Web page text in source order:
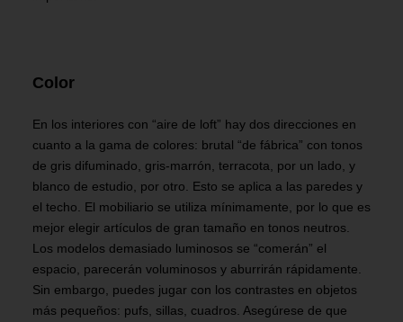
Color
En los interiores con “aire de loft” hay dos direcciones en
cuanto a la gama de colores: brutal “de fábrica” con tonos
de gris difuminado, gris-marrón, terracota, por un lado, y
blanco de estudio, por otro. Esto se aplica a las paredes y
el techo. El mobiliario se utiliza mínimamente, por lo que es
mejor elegir artículos de gran tamaño en tonos neutros.
Los modelos demasiado luminosos se “comerán” el
espacio, parecerán voluminosos y aburrirán rápidamente.
Sin embargo, puedes jugar con los contrastes en objetos
más pequeños: pufs, sillas, cuadros. Asegúrese de que